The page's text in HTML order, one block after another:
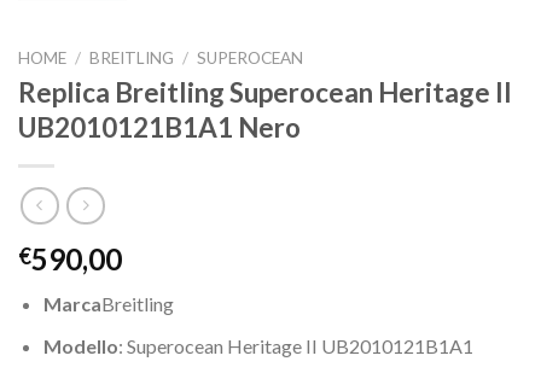
HOME / BREITLING / SUPEROCEAN
Replica Breitling Superocean Heritage II
UB2010121B1A1 Nero
€590,00
MarcaBreitling
Modello: Superocean Heritage II UB2010121B1A1